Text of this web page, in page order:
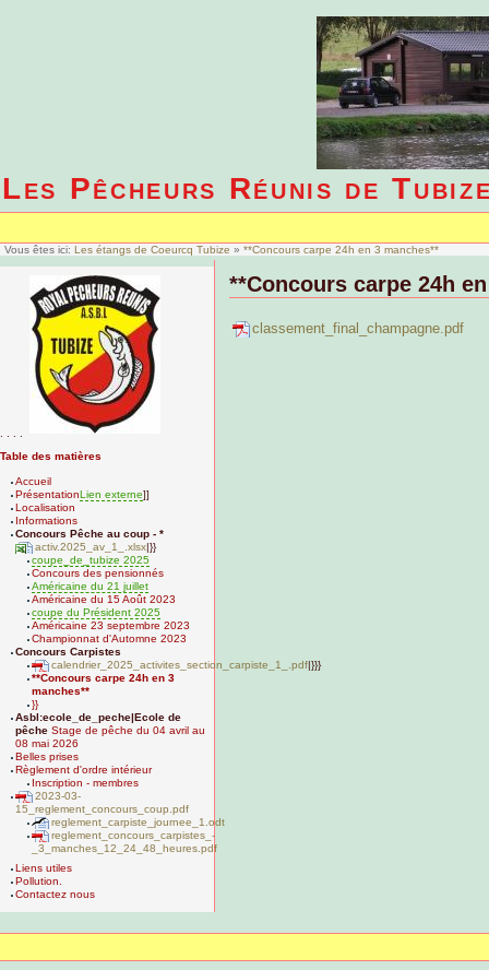
Les Pêcheurs Réunis de
Vous êtes ici: Les étangs de Coeurcq Tubize » **Concours carpe 24h en 3 manches**
Table des matières
Accueil
PrésentationLien externe]]
Localisation
Informations
Concours Pêche au coup - *
activ.2025_av_1_.xlsx |}}
coupe_de_tubize 2025
Concours des pensionnés
Américaine du 21 juillet
Américaine du 15 Août 2023
coupe du Président 2025
Américaine 23 septembre 2023
Championnat d'Automne 2023
Concours Carpistes
calendrier_2025_activites_section_carpiste_1_.pdf|}}}
**Concours carpe 24h en 3
manches**
}}
Asbl:ecole_de_peche|Ecole de
pêche Stage de pêche du 04 avril au
08 mai 2026
Belles prises
Règlement d'ordre intérieur
Inscription - membres
2023-03-
15_reglement_concours_coup.pdf
reglement_carpiste_journee_1.odt
reglement_concours_carpistes_-
_3_manches_12_24_48_heures.pdf
Liens utiles
Pollution.
Contactez nous
**Concours carpe 24h
classement_final_champagne.pdf